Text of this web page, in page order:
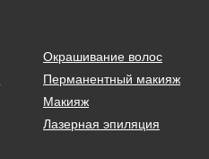
Окрашивание волос
Перманентный макияж
Макияж
Лазерная эпиляция